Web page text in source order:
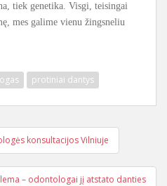
tiek genetika. Visgi, teisingai
mes galime vienu žingsneliu
protiniai dantys
konsultacijos Vilniuje
– odontologai jį atstato danties